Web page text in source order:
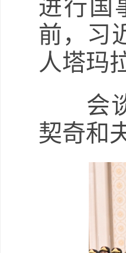
进行国
前，习
人塔玛
会谈
契奇和